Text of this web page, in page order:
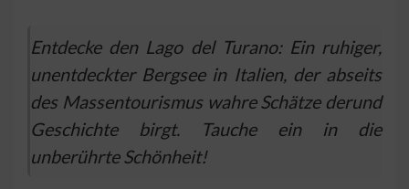
Entdecke den Lago del Turano: Ein ruhiger,
unentdeckter Bergsee in Italien, der abseits
des Massentourismus wahre Schätze derund
Geschichte birgt. Tauche ein in die
unberührte Schönheit!